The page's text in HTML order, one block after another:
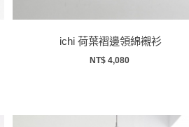
ichi 荷葉褶邊領綿襯衫
NT$ 4,080